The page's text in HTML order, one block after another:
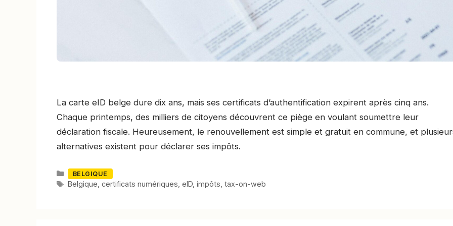
La carte eID belge dure dix ans, mais ses certificats d’authentification expirent après cinq ans.
Chaque printemps, des milliers de citoyens découvrent ce piège en voulant soumettre leur
déclaration fiscale. Heureusement, le renouvellement est simple et gratuit en commune, et
alternatives existent pour déclarer ses impôts.
Catégories
BELGIQUE
Mots-
Belgique certificats numériques eID, impôts tax-on-web